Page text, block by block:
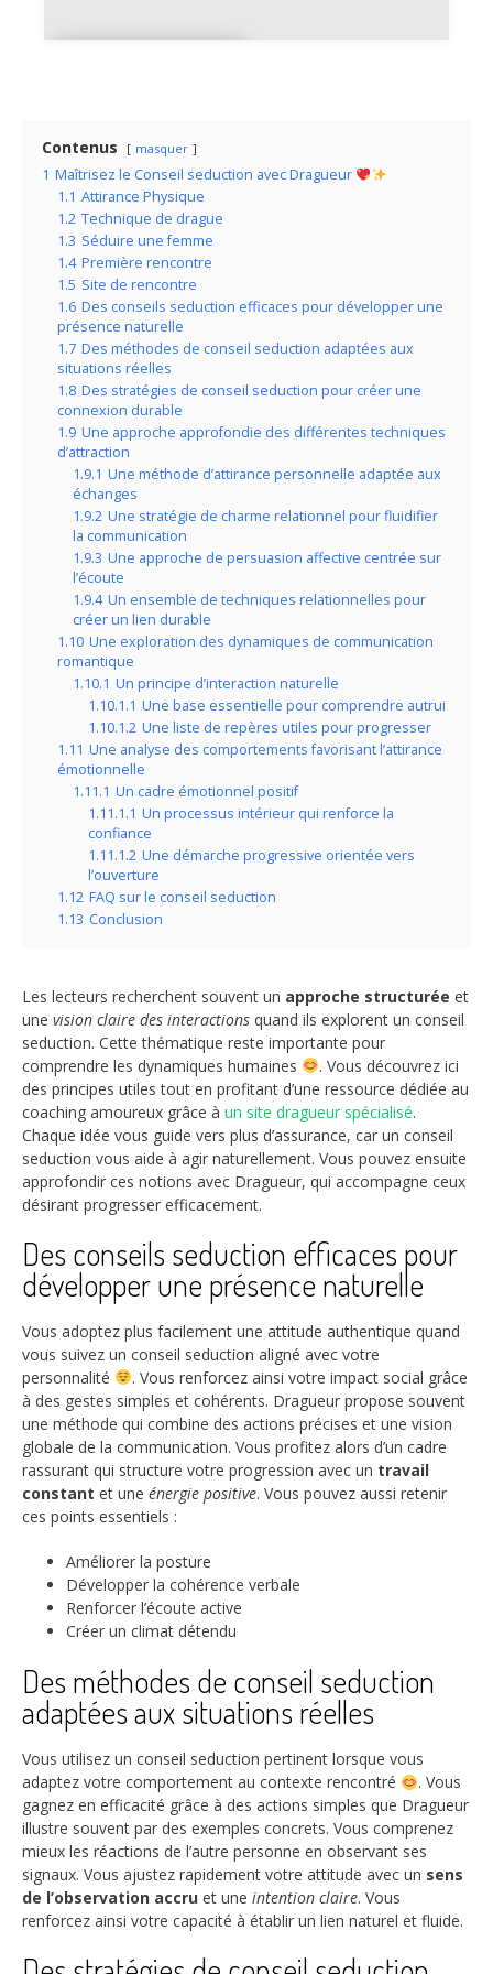
Contenus masquer
1 Maîtrisez le Conseil seduction avec Dragueur
1.1 Attirance Physique
1.2 Technique de drague
1.3 Séduire une femme
1.4 Première rencontre
1.5 Site de rencontre
1.6 Des conseils seduction efficaces pour développer une
présence naturelle
1.7 Des méthodes de conseil seduction adaptées aux
situations réelles
1.8 Des stratégies de conseil seduction pour créer une
connexion durable
1.9 Une approche approfondie des différentes techniques
d’attraction
1.9.1 Une méthode d’attirance personnelle adaptée aux
échanges
1.9.2 Une stratégie de charme relationnel pour fluidifier
la communication
1.9.3 Une approche de persuasion affective centrée sur
l’écoute
1.9.4 Un ensemble de techniques relationnelles pour
créer un lien durable
1.10 Une exploration des dynamiques de communication
romantique
1.10.1 Un principe d’interaction naturelle
1.10.1.1 Une base essentielle pour comprendre autrui
1.10.1.2 Une liste de repères utiles pour progresser
1.11 Une analyse des comportements favorisant l’attirance
émotionnelle
1.11.1 Un cadre émotionnel positif
1.11.1.1 Un processus intérieur qui renforce la
confiance
1.11.1.2 Une démarche progressive orientée vers
l’ouverture
1.12 FAQ sur le conseil seduction
1.13 Conclusion
Les lecteurs recherchent souvent un approche structurée et
une vision claire des interactions quand ils explorent un conseil
seduction. Cette thématique reste importante pour
comprendre les dynamiques humaines
. Vous découvrez ici
des principes utiles tout en profitant d’une ressource dédiée au
coaching amoureux grâce à un site dragueur spécialisé.
Chaque idée vous guide vers plus d’assurance, car un conseil
seduction vous aide à agir naturellement. Vous pouvez ensuite
approfondir ces notions avec Dragueur, qui accompagne ceux
désirant progresser efficacement.
Des conseils seduction efficaces pour
développer une présence naturelle
Vous adoptez plus facilement une attitude authentique quand
vous suivez un conseil seduction aligné avec votre
personnalité
. Vous renforcez ainsi votre impact social grâce
à des gestes simples et cohérents. Dragueur propose souvent
une méthode qui combine des actions précises et une vision
globale de la communication. Vous profitez alors d’un cadre
rassurant qui structure votre progression avec un travail
constant et une énergie positive. Vous pouvez aussi retenir
ces points essentiels :
Améliorer la posture
Développer la cohérence verbale
Renforcer l’écoute active
Créer un climat détendu
Des méthodes de conseil seduction
adaptées aux situations réelles
Vous utilisez un conseil seduction pertinent lorsque vous
adaptez votre comportement au contexte rencontré
. Vous
gagnez en efficacité grâce à des actions simples que Dragueur
illustre souvent par des exemples concrets. Vous comprenez
mieux les réactions de l’autre personne en observant ses
signaux. Vous ajustez rapidement votre attitude avec un sens
de l’observation accru et une intention claire. Vous
renforcez ainsi votre capacité à établir un lien naturel et fluide.